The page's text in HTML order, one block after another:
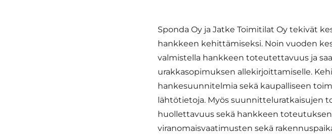
Sponda Oy ja Jatke Toimitilat Oy tekivät
hankkeen kehittämiseksi. Noin vuoden
valmistella hankkeen toteutettavuus ja
urakkasopimuksen allekirjoittamiselle.
hankesuunnitelmia sekä kaupalliseen
lähtötietoja. Myös suunnitteluratkaisujen
huollettavuus sekä hankkeen
viranomaisvaatimusten sekä